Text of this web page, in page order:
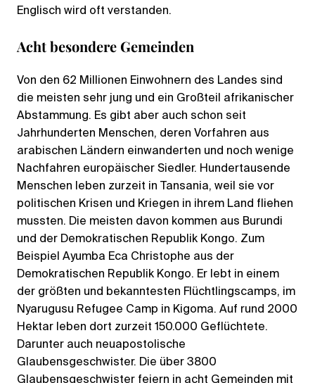
Englisch wird oft verstanden.
Acht besondere Gemeinden
Von den 62 Millionen Einwohnern des Landes sind
die meisten sehr jung und ein Großteil afrikanischer
Abstammung. Es gibt aber auch schon seit
Jahrhunderten Menschen, deren Vorfahren aus
arabischen Ländern einwanderten und noch wenige
Nachfahren europäischer Siedler. Hundertausende
Menschen leben zurzeit in Tansania, weil sie vor
politischen Krisen und Kriegen in ihrem Land fliehen
mussten. Die meisten davon kommen aus Burundi
und der Demokratischen Republik Kongo. Zum
Beispiel Ayumba Eca Christophe aus der
Demokratischen Republik Kongo. Er lebt in einem
der größten und bekanntesten Flüchtlingscamps, im
Nyarugusu Refugee Camp in Kigoma. Auf rund 2000
Hektar leben dort zurzeit 150.000 Geflüchtete.
Darunter auch neuapostolische
Glaubensgeschwister. Die über 3800
Glaubensgeschwister feiern in acht Gemeinden mit